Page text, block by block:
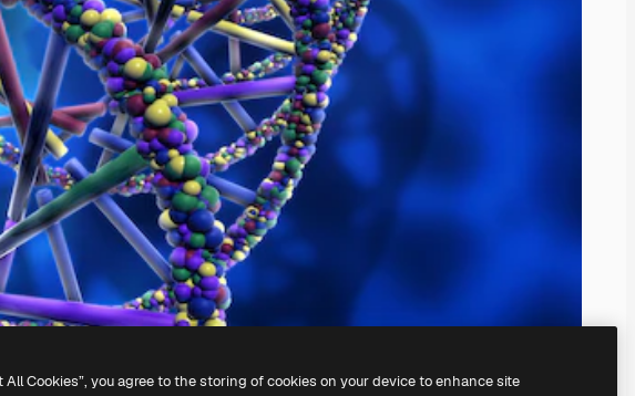
Cookies”, you agree to the storing of cookies on your device to enhance site